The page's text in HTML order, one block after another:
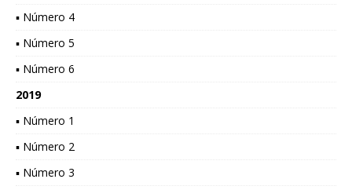
▪ Número 4
▪ Número 5
▪ Número 6
2019
▪ Número 1
▪ Número 2
▪ Número 3